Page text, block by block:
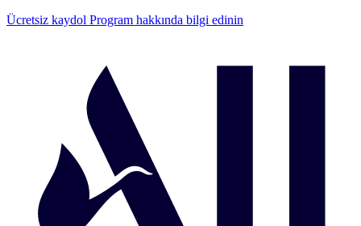
Ücretsiz kaydol Program hakkında bilgi edinin